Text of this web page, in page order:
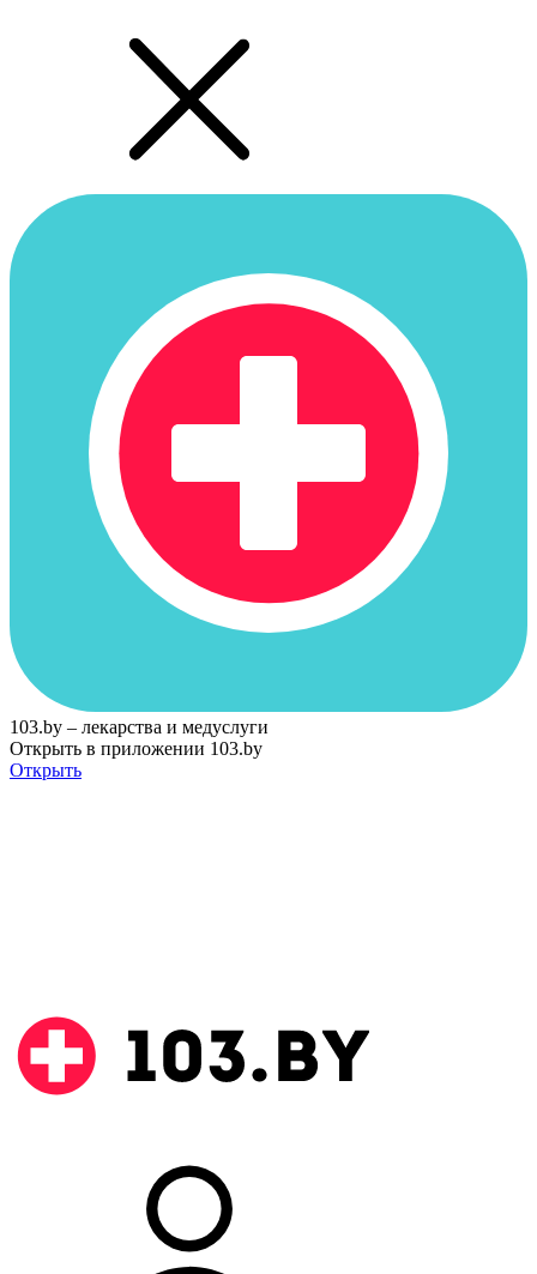
103.by – лекарства и медуслуги
Открыть в приложении 103.by
Открыть